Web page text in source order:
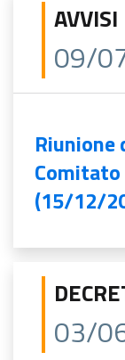
AVVISI
09/
Riunione
(15/12/
03/